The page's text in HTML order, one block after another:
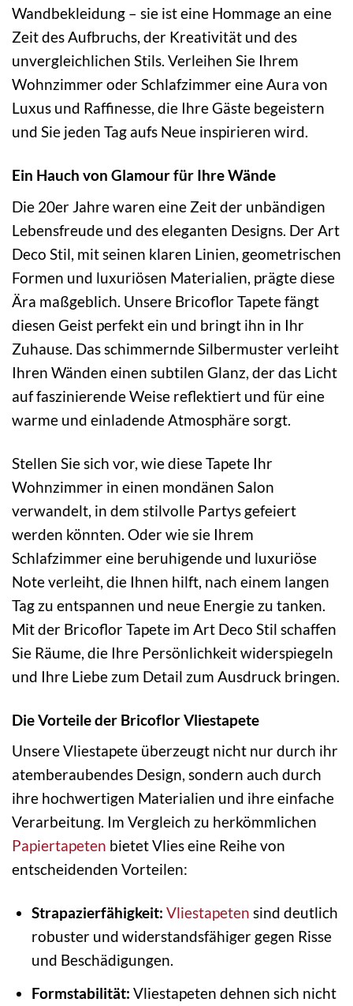
Wandbekleidung – sie ist eine Hommage an eine
Zeit des Aufbruchs, der Kreativität und des
unvergleichlichen Stils. Verleihen Sie Ihrem
Wohnzimmer oder Schlafzimmer eine Aura von
Luxus und Raffinesse, die Ihre Gäste begeistern
und Sie jeden Tag aufs Neue inspirieren wird.
Ein Hauch von Glamour für Ihre Wände
Die 20er Jahre waren eine Zeit der unbändigen
Lebensfreude und des eleganten Designs. Der Art
Deco Stil, mit seinen klaren Linien, geometrischen
Formen und luxuriösen Materialien, prägte diese
Ära maßgeblich. Unsere Bricoflor Tapete fängt
diesen Geist perfekt ein und bringt ihn in Ihr
Zuhause. Das schimmernde Silbermuster verleiht
Ihren Wänden einen subtilen Glanz, der das Licht
auf faszinierende Weise reflektiert und für eine
warme und einladende Atmosphäre sorgt.
Stellen Sie sich vor, wie diese Tapete Ihr
Wohnzimmer in einen mondänen Salon
verwandelt, in dem stilvolle Partys gefeiert
werden könnten. Oder wie sie Ihrem
Schlafzimmer eine beruhigende und luxuriöse
Note verleiht, die Ihnen hilft, nach einem langen
Tag zu entspannen und neue Energie zu tanken.
Mit der Bricoflor Tapete im Art Deco Stil schaffen
Sie Räume, die Ihre Persönlichkeit widerspiegeln
und Ihre Liebe zum Detail zum Ausdruck bringen.
Die Vorteile der Bricoflor Vliestapete
Unsere Vliestapete überzeugt nicht nur durch ihr
atemberaubendes Design, sondern auch durch
ihre hochwertigen Materialien und ihre einfache
Verarbeitung. Im Vergleich zu herkömmlichen
Papiertapeten bietet Vlies eine Reihe von
entscheidenden Vorteilen:
Strapazierfähigkeit: Vliestapeten sind deutlich
robuster und widerstandsfähiger gegen Risse
und Beschädigungen.
Formstabilität: Vliestapeten dehnen sich nicht